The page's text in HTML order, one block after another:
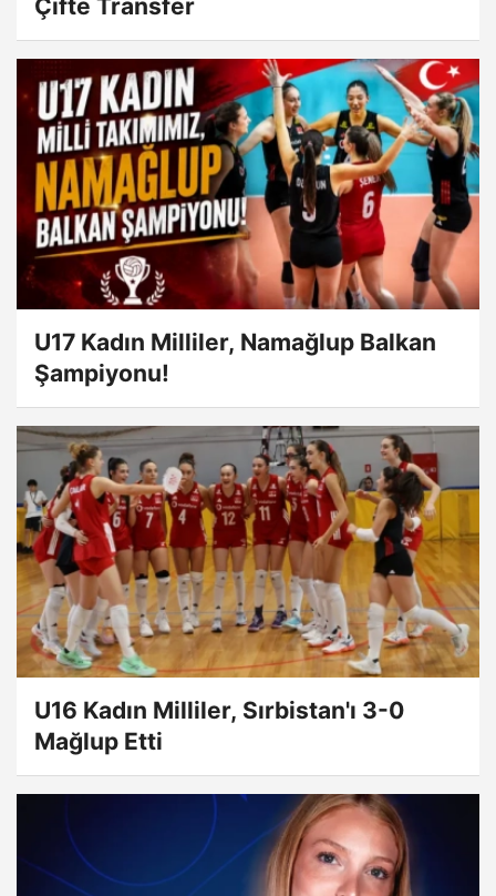
Çifte Transfer
U17 Kadın Milliler, Namağlup Balkan
Şampiyonu!
U16 Kadın Milliler, Sırbistan'ı 3-0
Mağlup Etti